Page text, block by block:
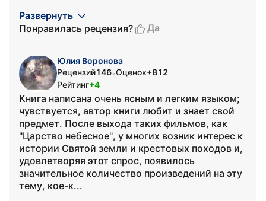
Развернуть
Понравилась рецензия?
Да
Юлия Воронова
Рецензий146•Оценок+812
Рейтинг+4
Книга написана очень ясным и легким языком;
чувствуется, автор книги любит и знает свой
предмет. После выхода таких фильмов, как
"Царство небесное", у многих возник интерес к
истории Святой земли и крестовых походов и,
удовлетворяя этот спрос, появилось
значительное количество произведений на эту
тему, кое-к...